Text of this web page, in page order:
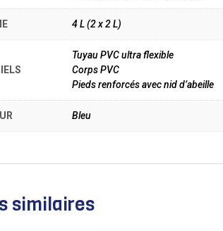
4 L (2 x 2 L)
Tuyau PVC ultra flexible
Corps PVC
Pieds renforcés avec nid d’abeille
Bleu
similaires